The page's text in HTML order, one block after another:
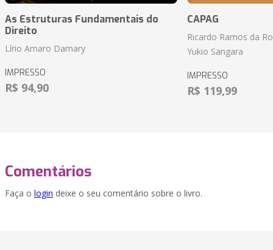
As Estruturas Fundamentais do
Direito
Lírio Amaro Damary
IMPRESSO
R$ 94,90
CAPAG
Ricardo Ramos da
Yukio Sangara
IMPRESSO
R$ 119,99
Comentários
Faça o login deixe o seu comentário sobre o livro.